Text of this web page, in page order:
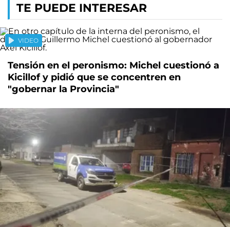
TE PUEDE INTERESAR
VIDEO
Tensión en el peronismo: Michel cuestionó a
Kicillof y pidió que se concentren en
"gobernar la Provincia"